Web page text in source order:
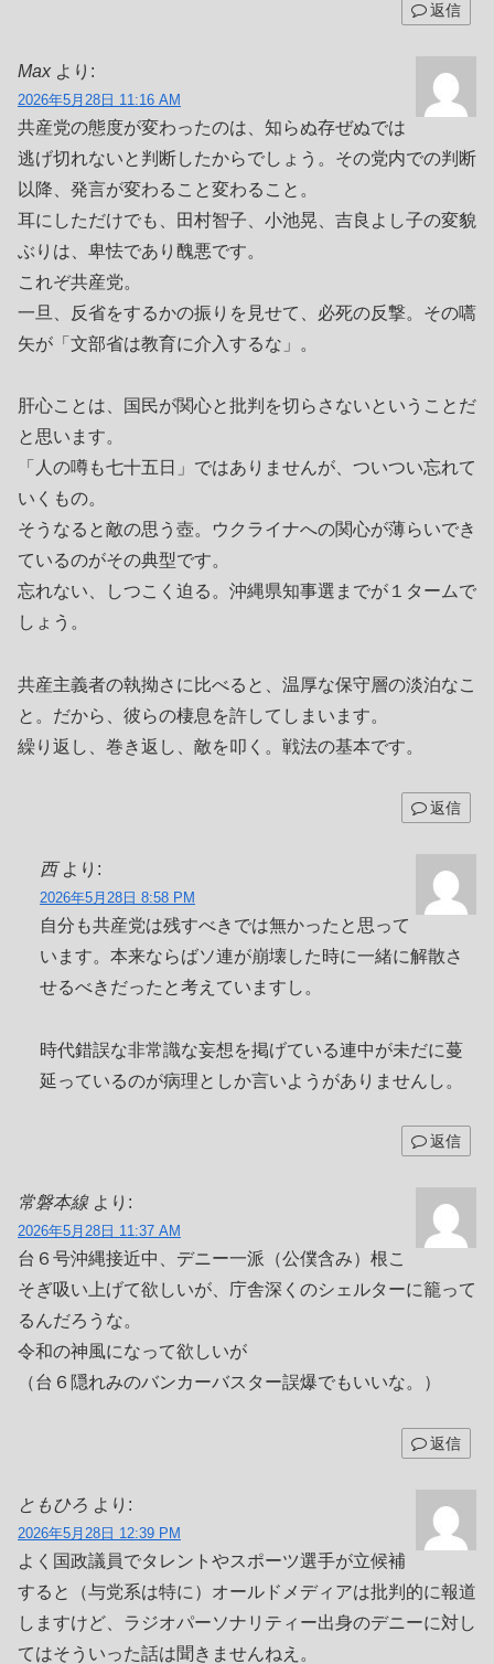
返信
Max より:
2026年5月28日 11:16 AM
共産党の態度が変わったのは、知らぬ存ぜぬでは
逃げ切れないと判断したからでしょう。その党内での判断
以降、発言が変わること変わること。
耳にしただけでも、田村智子、小池晃、吉良よし子の変貌
ぶりは、卑怯であり醜悪です。
これぞ共産党。
一旦、反省をするかの振りを見せて、必死の反撃。その嚆
矢が「文部省は教育に介入するな」。
肝心ことは、国民が関心と批判を切らさないということだ
と思います。
「人の噂も七十五日」ではありませんが、ついつい忘れて
いくもの。
そうなると敵の思う壺。ウクライナへの関心が薄らいでき
ているのがその典型です。
忘れない、しつこく迫る。沖縄県知事選までが１タームで
しょう。
共産主義者の執拗さに比べると、温厚な保守層の淡泊なこ
と。だから、彼らの棲息を許してしまいます。
繰り返し、巻き返し、敵を叩く。戦法の基本です。
返信
西 より:
2026年5月28日 8:58 PM
自分も共産党は残すべきでは無かったと思って
います。本来ならばソ連が崩壊した時に一緒に解散さ
せるべきだったと考えていますし。
時代錯誤な非常識な妄想を掲げている連中が未だに蔓
延っているのが病理としか言いようがありませんし。
返信
常磐本線 より:
2026年5月28日 11:37 AM
台６号沖縄接近中、デニー一派（公僕含み）根こ
そぎ吸い上げて欲しいが、庁舎深くのシェルターに籠って
るんだろうな。
令和の神風になって欲しいが
（台６隠れみのバンカーバスター誤爆でもいいな。）
返信
ともひろ より:
2026年5月28日 12:39 PM
よく国政議員でタレントやスポーツ選手が立候補
すると（与党系は特に）オールドメディアは批判的に報道
しますけど、ラジオパーソナリティー出身のデニーに対し
てはそういった話は聞きませんねえ。